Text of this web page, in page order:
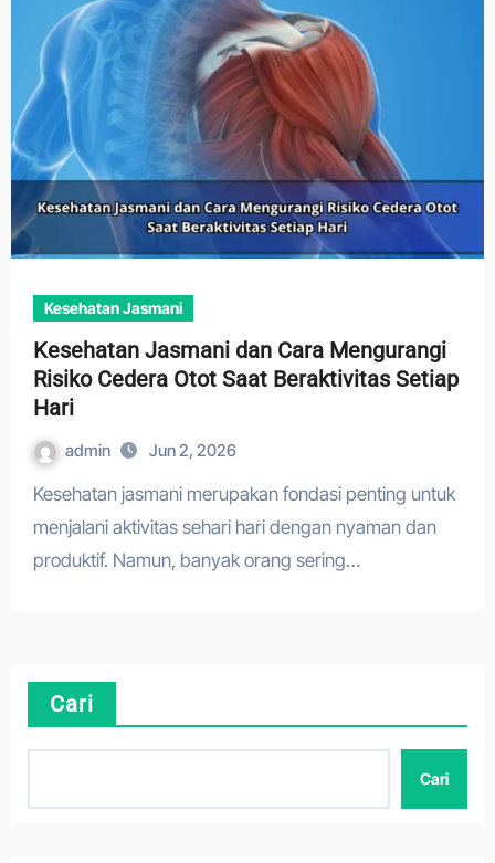
Kesehatan Jasmani
Kesehatan Jasmani dan Cara Mengurangi
Risiko Cedera Otot Saat Beraktivitas Setiap
Hari
admin Jun 2, 2026
Kesehatan jasmani merupakan fondasi penting untuk
menjalani aktivitas sehari hari dengan nyaman dan
produktif. Namun, banyak orang sering…
Cari
Cari